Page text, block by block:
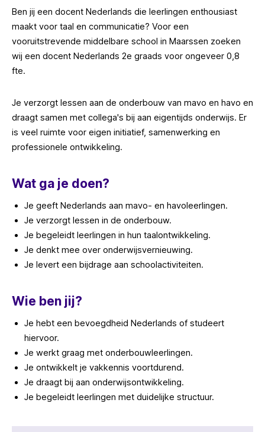
Ben jij een docent Nederlands die leerlingen enthousiast
maakt voor taal en communicatie? Voor een
vooruitstrevende middelbare school in Maarssen zoeken
wij een docent Nederlands 2e graads voor ongeveer 0,8
fte.
Je verzorgt lessen aan de onderbouw van mavo en havo en
draagt samen met collega's bij aan eigentijds onderwijs. Er
is veel ruimte voor eigen initiatief, samenwerking en
professionele ontwikkeling.
Wat ga je doen?
Je geeft Nederlands aan mavo- en havoleerlingen.
Je verzorgt lessen in de onderbouw.
Je begeleidt leerlingen in hun taalontwikkeling.
Je denkt mee over onderwijsvernieuwing.
Je levert een bijdrage aan schoolactiviteiten.
Wie ben jij?
Je hebt een bevoegdheid Nederlands of studeert
hiervoor.
Je werkt graag met onderbouwleerlingen.
Je ontwikkelt je vakkennis voortdurend.
Je draagt bij aan onderwijsontwikkeling.
Je begeleidt leerlingen met duidelijke structuur.